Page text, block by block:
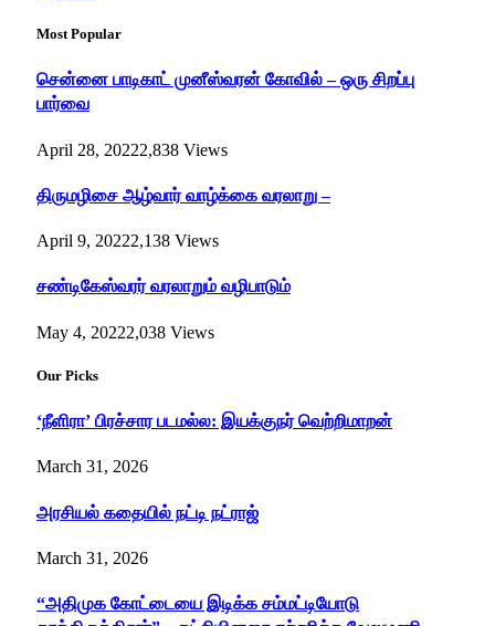
Most Popular
சென்னை பாடிகாட் முனீஸ்வரன் கோவில் – ஒரு சிறப்பு
பார்வை
April 28, 20222,838 Views
திருமழிசை ஆழ்வார் வாழ்க்கை வரலாறு –
April 9, 20222,138 Views
சண்டிகேஸ்வரர் வரலாறும் வழிபாடும்
May 4, 20222,038 Views
Our Picks
‘நீளிரா’ பிரச்சார படமல்ல: இயக்குநர் வெற்றிமாறன்
March 31, 2026
அரசியல் கதையில் நட்டி நட்ராஜ்
March 31, 2026
“அதிமுக கோட்டையை இடிக்க சம்மட்டியோடு